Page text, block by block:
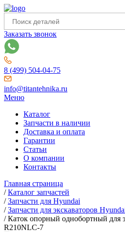
Заказать звонок
8 (499) 504-04-75
info@titantehnika.ru
Меню
Каталог
Запчасти в наличии
Доставка и оплата
Гарантии
Статьи
О компании
Контакты
Главная страница
/Каталог запчастей
/Запчасти для Hyundai
/Запчасти для экскаваторов
/Каток опорный однобортный для
R210NLC-7